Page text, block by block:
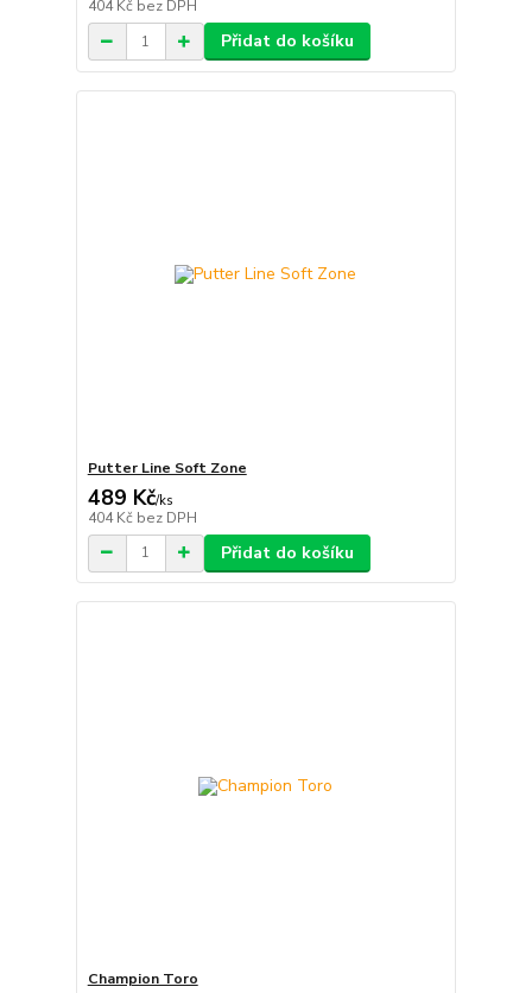
404 Kč bez DPH
Přidat do košíku
Putter Line Soft Zone
489 Kč/ks
404 Kč bez DPH
Přidat do košíku
Champion Toro